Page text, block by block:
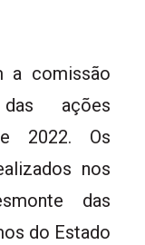
a comissão
das ações
2022. Os
nos
das
do Estado